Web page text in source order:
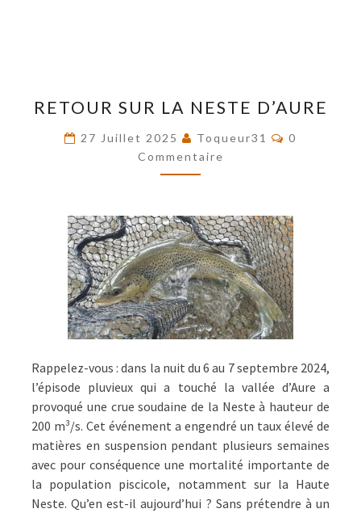
SUR
NESTE
D’AURE
RETOUR SUR LA NESTE D’AURE
27 Juillet 2025 Toqueur31
0
Commentaire
Rappelez-vous : dans la nuit du 6 au 7 septembre 2024,
l’épisode pluvieux qui a touché la vallée d’Aure a
provoqué une crue soudaine de la Neste à hauteur de
200 m³/s. Cet événement a engendré un taux élevé de
matières en suspension pendant plusieurs semaines
avec pour conséquence une mortalité importante de
la population piscicole, notamment sur la Haute
Neste. Qu’en est-il aujourd’hui ? Sans prétendre à un